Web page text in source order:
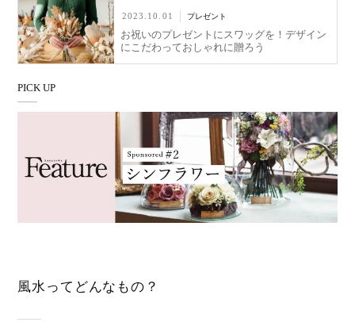
2023.10.01 プレゼント
お祝いのプレゼントにスワッグを！デザイン
にこだわっておしゃれに贈ろう
PICK UP
風水ってどんなもの？